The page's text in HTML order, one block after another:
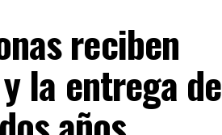
reciben
la entrega de